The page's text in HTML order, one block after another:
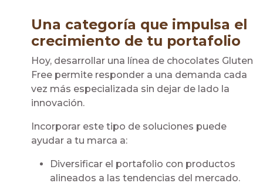
Una categoría que impulsa el
crecimiento de tu portafolio
Hoy, desarrollar una línea de chocolates Gluten
Free permite responder a una demanda cada
vez más especializada sin dejar de lado la
innovación.
Incorporar este tipo de soluciones puede
ayudar a tu marca a:
Diversificar el portafolio con productos
alineados a las tendencias del mercado.